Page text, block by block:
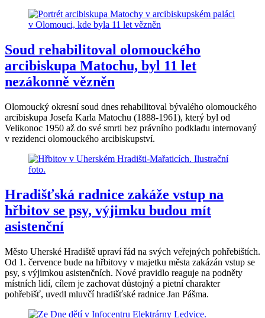
Soud rehabilitoval olomouckého
arcibiskupa Matochu, byl 11 let
nezákonně vězněn
Olomoucký okresní soud dnes rehabilitoval bývalého olomouckého
arcibiskupa Josefa Karla Matochu (1888-1961), který byl od
Velikonoc 1950 až do své smrti bez právního podkladu internovaný
v rezidenci olomouckého arcibiskupství.
Hradišťská radnice zakáže vstup na
hřbitov se psy, výjimku budou mít
asistenční
Město Uherské Hradiště upraví řád na svých veřejných pohřebištích.
Od 1. července bude na hřbitovy v majetku města zakázán vstup se
psy, s výjimkou asistenčních. Nové pravidlo reaguje na podněty
místních lidí, cílem je zachovat důstojný a pietní charakter
pohřebišť, uvedl mluvčí hradišťské radnice Jan Pášma.